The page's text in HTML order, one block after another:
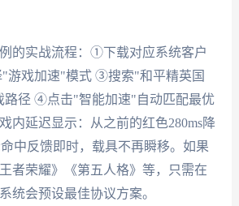
的实战流程：①下载对应系统客户
游戏加速"模式 ③搜索"和平精英国
路径 ④点击"智能加速"自动匹配最优
内延迟显示：从之前的红色280ms降
中反馈即时，载具不再瞬移。如果
者荣耀》《第五人格》等，只需在
统会预设最佳协议方案。